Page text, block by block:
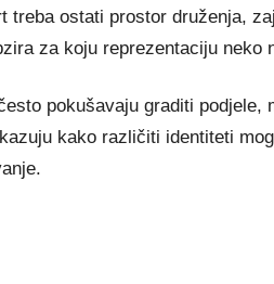
treba ostati prostor druženja,
za koju reprezentaciju neko
pokušavaju graditi podjele,
kako različiti identiteti